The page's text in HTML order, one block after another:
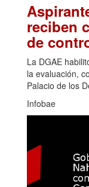
reciben
de
La DGAE
la evaluación,
Palacio de los
Infobae